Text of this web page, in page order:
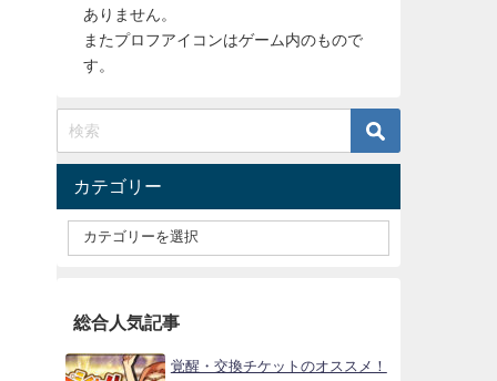
ありません。
またプロフアイコンはゲーム内のもので
す。
カテゴリー
総合人気記事
覚醒・交換チケットのオススメ！